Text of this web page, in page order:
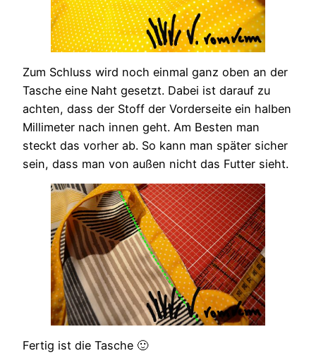
Zum Schluss wird noch einmal ganz oben an der
Tasche eine Naht gesetzt. Dabei ist darauf zu
achten, dass der Stoff der Vorderseite ein halben
Millimeter nach innen geht. Am Besten man
steckt das vorher ab. So kann man später sicher
sein, dass man von außen nicht das Futter sieht.
Fertig ist die Tasche 🙂